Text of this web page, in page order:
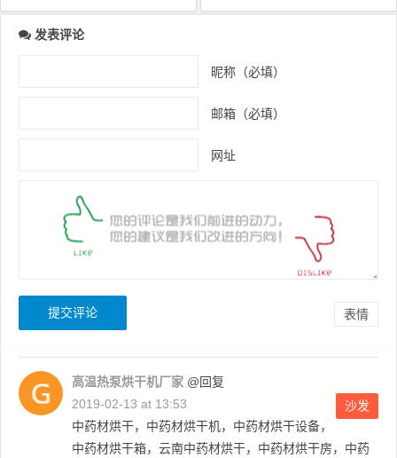
发表评论
昵称（必填）
邮箱（必填）
网址
表情
高温热泵烘干机厂家 @回复
2019-02-13 at 13:53
沙发
中药材烘干，中药材烘干机，中药材烘干设备，
中药材烘干箱，云南中药材烘干，中药材烘干房，中药